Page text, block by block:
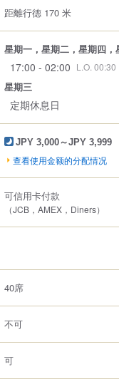
距離行德 170 米
星期一，星期二，星期四
17:00 - 02:00 L.O. 00:30
星期三
定期休息日
JPY 3,000～JPY 3,999
查看使用金额的分配情况
可信用卡付款
（JCB，AMEX，Diners）
40席
不可
可